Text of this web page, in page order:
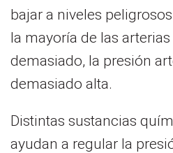
bajar a niveles
la mayoría de las
demasiado, la presión
demasiado alta.
Distintas sustancias
ayudan a regular la